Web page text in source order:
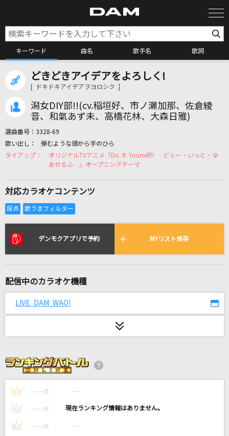
キーワード 曲名 歌手名 歌詞
カラオケ検索
カラオケ店舗検索
カラオケリクエスト
全国りれき
リアルタイムで歌われている曲の一覧
ハレンチ
ちゃんみな
ポルノグラフィティ
山口百恵
鱗(うろこ)
[生音]SEASONS
どきどきアイデアをよろしく!
[ ドキドキアイデアヲヨロシク ]
潟女DIY部!!(cv.稲垣好、市ノ瀬加那、佐倉綾
音、和氣あず未、高橋花林、大森日雅)
選曲番号： 3328-69
弾むような頭から手のひら
オリジナルTVアニメ「Do It Yourself!! ‐どぅー・いっと・ゆ
あせるふ‐」オープニングテーマ
対応カラオケコンテンツ
デンモクアプリで予約 MYリスト保存
配信中のカラオケ機種
LIVE DAM WAO!
1 ---- 点 ----
---- 点 ----
3 ---- 点 ----